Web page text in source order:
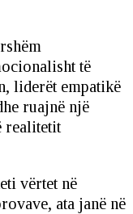
të
liderët empatikë
ruajnë një
realitetit
vërtet në
ata janë në